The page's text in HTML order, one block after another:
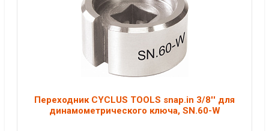
Переходник CYCLUS TOOLS snap.in 3/8'' для
динамометрического ключа, SN.60-W